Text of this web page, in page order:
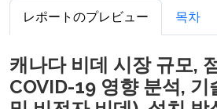
レポートのプレビュー 목차
캐나다 비데 시장 규모,
COVID-19 영향 분석, 기